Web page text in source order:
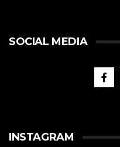
SOCIAL MEDIA
INSTAGRAM